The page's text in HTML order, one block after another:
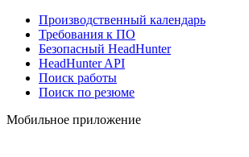
Производственный календарь
Требования к ПО
Безопасный HeadHunter
HeadHunter API
Поиск работы
Поиск по резюме
Мобильное приложение